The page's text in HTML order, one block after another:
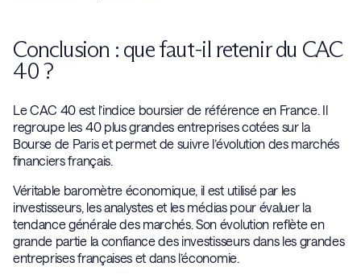
Conclusion : que faut-il retenir du CAC
40 ?
Le CAC 40 est l’indice boursier de référence en France. Il
regroupe les 40 plus grandes entreprises cotées sur la
Bourse de Paris et permet de suivre l’évolution des marchés
financiers français.
Véritable baromètre économique, il est utilisé par les
investisseurs, les analystes et les médias pour évaluer la
tendance générale des marchés. Son évolution reflète en
grande partie la confiance des investisseurs dans les grandes
entreprises françaises et dans l’économie.